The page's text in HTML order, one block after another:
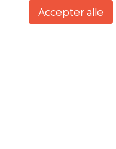
Accepter alle